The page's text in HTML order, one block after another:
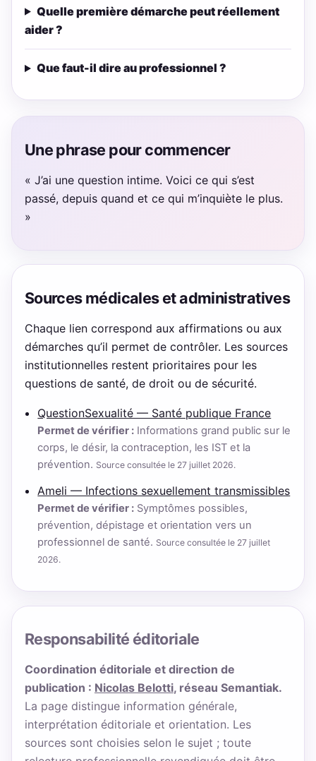
Quelle première démarche peut réellement
aider ?
Que faut-il dire au professionnel ?
Une phrase pour commencer
« J’ai une question intime. Voici ce qui s’est
passé, depuis quand et ce qui m’inquiète le plus.
»
Sources médicales et administratives
Chaque lien correspond aux affirmations ou aux
démarches qu’il permet de contrôler. Les sources
institutionnelles restent prioritaires pour les
questions de santé, de droit ou de sécurité.
QuestionSexualité — Santé publique France
Permet de vérifier : Informations grand public sur le
corps, le désir, la contraception, les IST et la
prévention. Source consultée le 27 juillet 2026.
Ameli — Infections sexuellement transmissibles
Permet de vérifier : Symptômes possibles,
prévention, dépistage et orientation vers un
professionnel de santé. Source consultée le 27 juillet
2026.
Responsabilité éditoriale
Coordination éditoriale et direction de
publication : Nicolas Belotti, réseau Semantiak.
La page distingue information générale,
interprétation éditoriale et orientation. Les
sources sont choisies selon le sujet ; toute